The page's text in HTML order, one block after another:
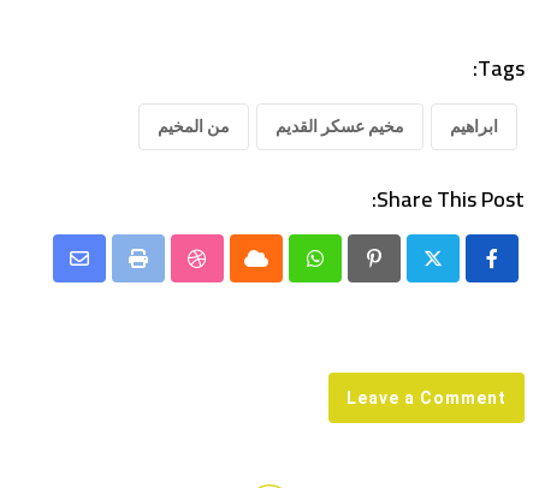
Tags:
ابراهيم مخيم عسكر القديم من المخيم
Share This Post:
Pinterest
Whatsapp
Cloud
StumbleUpon
Print
Share
Leave a Comment